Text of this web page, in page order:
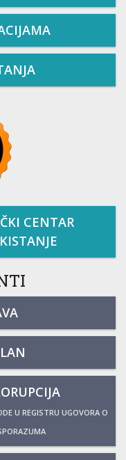
CENTAR
U REGISTRU UGOVORA O